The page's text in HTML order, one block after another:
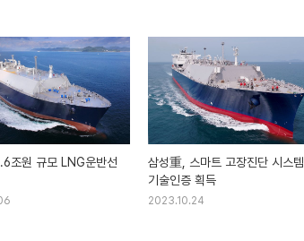
조원 규모 LNG운반선
삼성重, 스마트 고장진단 시스템
기술인증 획득
2023.10.24